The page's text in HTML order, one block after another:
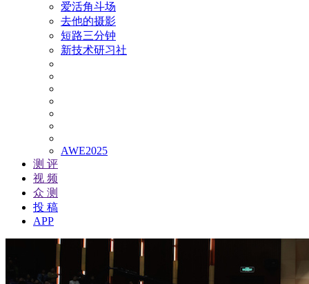
爱活角斗场
去他的摄影
短路三分钟
新技术研习社
AWE2025
测 评
视 频
众 测
投 稿
APP